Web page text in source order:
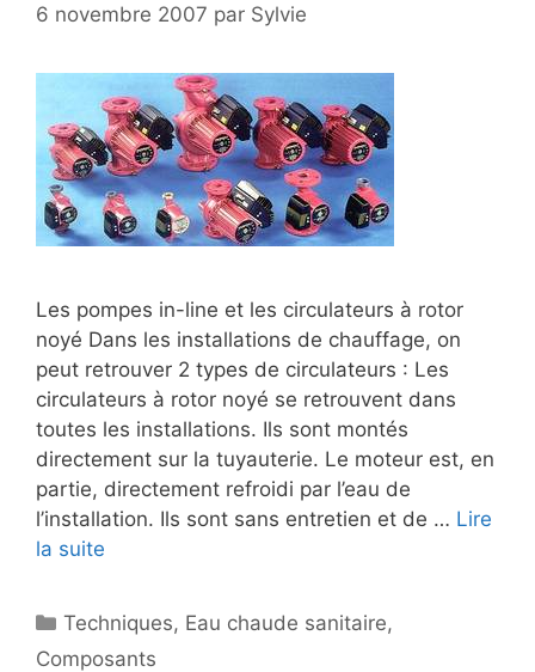
6 novembre 2007 par Sylvie
Les pompes in-line et les circulateurs à rotor
noyé Dans les installations de chauffage, on
peut retrouver 2 types de circulateurs : Les
circulateurs à rotor noyé se retrouvent dans
toutes les installations. Ils sont montés
directement sur la tuyauterie. Le moteur est, en
partie, directement refroidi par l’eau de
l’installation. Ils sont sans entretien et de … Lire
la suite
Catégories
Techniques, Eau chaude sanitaire,
Composants